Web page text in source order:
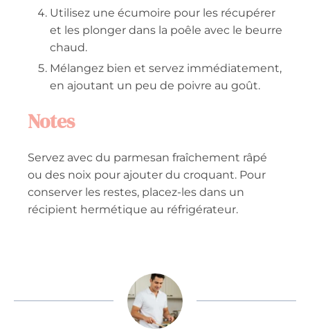
Utilisez une écumoire pour les récupérer
et les plonger dans la poêle avec le beurre
chaud.
Mélangez bien et servez immédiatement,
en ajoutant un peu de poivre au goût.
Notes
Servez avec du parmesan fraîchement râpé
ou des noix pour ajouter du croquant. Pour
conserver les restes, placez-les dans un
récipient hermétique au réfrigérateur.